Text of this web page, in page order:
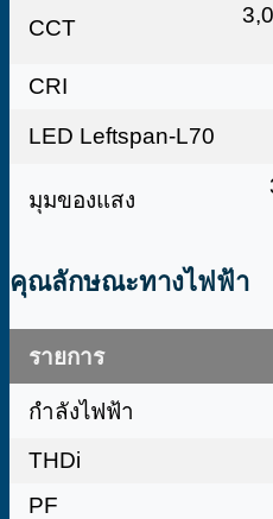
CCT
CRI
LED Leftspan-L70
มุมของแสง
คุณลักษณะทางไฟฟ้า
รายการ
กำลังไฟฟ้า
THDi
PF